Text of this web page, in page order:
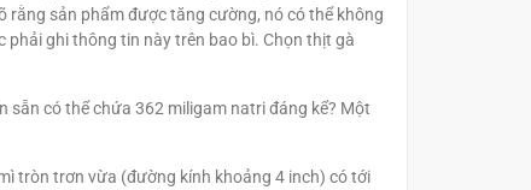
rằng sản phẩm được tăng cường, nó có thể không
ghi thông tin này trên bao bì. Chọn thịt gà
sẵn có thể chứa 362 miligam natri đáng kể? Một
tròn trơn vừa (đường kính khoảng 4 inch) có tới